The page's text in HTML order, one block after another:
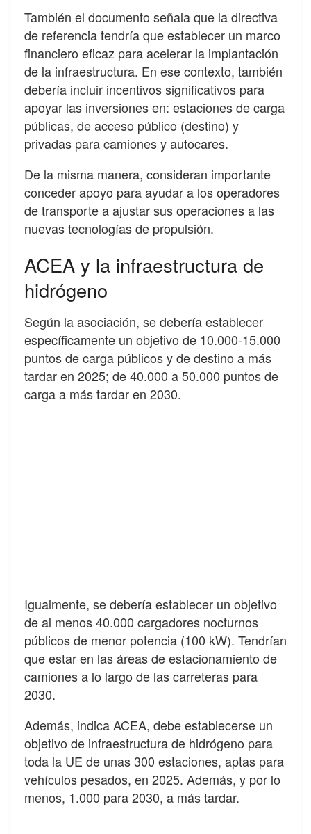
También el documento señala que la directiva
de referencia tendría que establecer un marco
financiero eficaz para acelerar la implantación
de la infraestructura. En ese contexto, también
debería incluir incentivos significativos para
apoyar las inversiones en: estaciones de carga
públicas, de acceso público (destino) y
privadas para camiones y autocares.
De la misma manera, consideran importante
conceder apoyo para ayudar a los operadores
de transporte a ajustar sus operaciones a las
nuevas tecnologías de propulsión.
ACEA y la infraestructura de
hidrógeno
Según la asociación, se debería establecer
específicamente un objetivo de 10.000-15.000
puntos de carga públicos y de destino a más
tardar en 2025; de 40.000 a 50.000 puntos de
carga a más tardar en 2030.
Igualmente, se debería establecer un objetivo
de al menos 40.000 cargadores nocturnos
públicos de menor potencia (100 kW). Tendrían
que estar en las áreas de estacionamiento de
camiones a lo largo de las carreteras para
2030.
Además, indica ACEA, debe establecerse un
objetivo de infraestructura de hidrógeno para
toda la UE de unas 300 estaciones, aptas para
vehículos pesados, en 2025. Además, y por lo
menos, 1.000 para 2030, a más tardar.